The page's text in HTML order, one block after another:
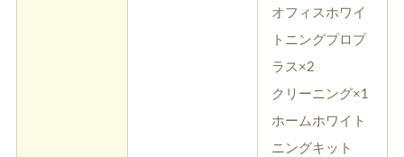
オフィスホワイ
トニングプロプ
ラス×2
クリーニング×1
ホームホワイト
ニングキット